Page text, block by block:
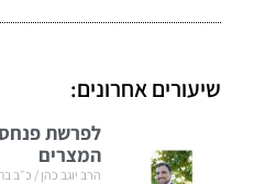
שיעורים אחרונים:
לפרשת פנחס
המצרים
הרב יוגב כהן כ״ב